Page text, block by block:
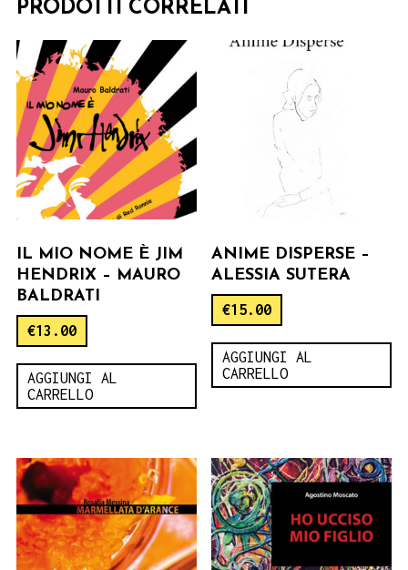
PRODOTTI CORRELATI
IL MIO NOME È JIM
HENDRIX – MAURO
BALDRATI
€13.00
AGGIUNGI AL
CARRELLO
ANIME DISPERSE –
ALESSIA SUTERA
€15.00
AGGIUNGI AL
CARRELLO